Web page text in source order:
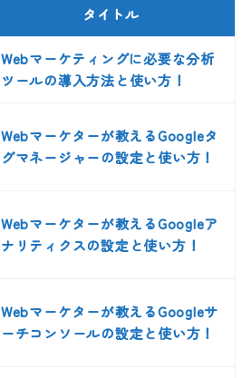
タイトル
Webマーケティングに必要な分析
ツールの導入方法と使い方！
Webマーケターが教えるGoogleタ
グマネージャーの設定と使い方！
Webマーケターが教えるGoogleア
ナリティクスの設定と使い方！
Webマーケターが教えるGoogleサ
ーチコンソールの設定と使い方！